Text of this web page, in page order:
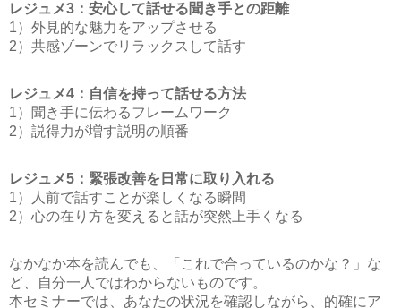
レジュメ3：安心して話せる聞き手との距離
1）外見的な魅力をアップさせる
2）共感ゾーンでリラックスして話す
レジュメ4：自信を持って話せる方法
1）聞き手に伝わるフレームワーク
2）説得力が増す説明の順番
レジュメ5：緊張改善を日常に取り入れる
1）人前で話すことが楽しくなる瞬間
2）心の在り方を変えると話が突然上手くなる
なかなか本を読んでも、「これで合っているのかな？」な
ど、自分一人ではわからないものです。
本セミナーでは、あなたの状況を確認しながら、的確にア